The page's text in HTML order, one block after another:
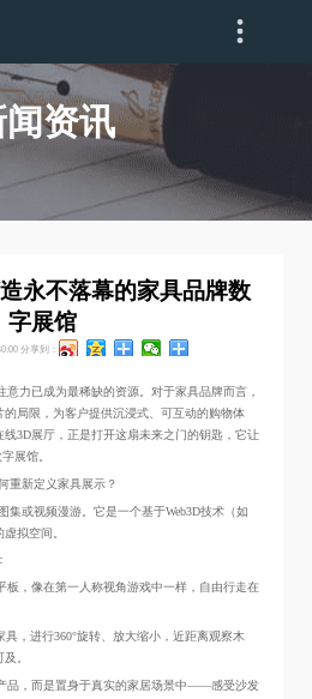
闻资讯
永不落幕的家具品牌数
字展馆
分享到：
力已成为最稀缺的资源。对于家具品牌而言，
局限，为客户提供沉浸式、可互动的购物体
3D展厅，正是打开这扇未来之门的钥匙，它让
展馆。
重新定义家具展示？
或视频漫游。它是一个基于Web3D技术（如
拟空间。
，像在第一人称视角游戏中一样，自由行走在
，进行360°旋转、放大缩小，近距离观察木
。
品，而是置身于真实的家居场景中——感受沙发